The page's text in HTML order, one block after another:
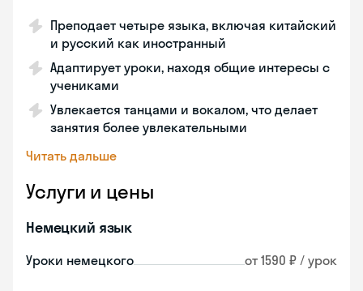
Преподает четыре языка, включая китайский
и русский как иностранный
Адаптирует уроки, находя общие интересы с
учениками
Увлекается танцами и вокалом, что делает
занятия более увлекательными
Читать дальше
Услуги и цены
Немецкий язык
Уроки немецкого от 1590 ₽ / урок